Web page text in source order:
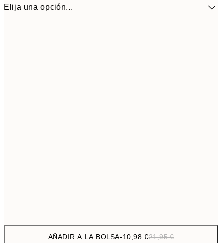
Elija una opción...
AÑADIR A LA BOLSA-10,98 €21,95 €